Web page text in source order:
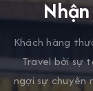
Khách hàng
Travel bởi sự
ngợi sự chuyên